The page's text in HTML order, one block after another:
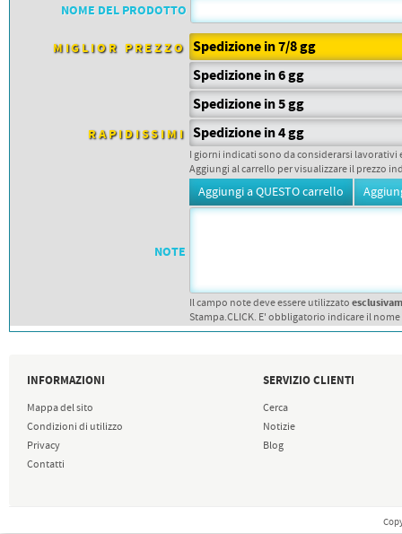
DORSALI TARGHE
NOME DEL PRODOTTO
MIGLIOR PREZZO Spedizione in 7/8 gg
Spedizione in 6 gg
Spedizione in 5 gg
RAPIDISSIMI Spedizione in 4 gg
I giorni indicati sono da considerarsi
Aggiungi al carrello per visualizzare il prezzo
NOTE
Il campo note deve essere utilizzato
Stampa.CLICK. E' obbligatorio indicare il
INFORMAZIONI
Mappa del sito
Condizioni di utilizzo
Privacy
Contatti
SERVIZIO CLIENTI
Cerca
Notizie
Blog